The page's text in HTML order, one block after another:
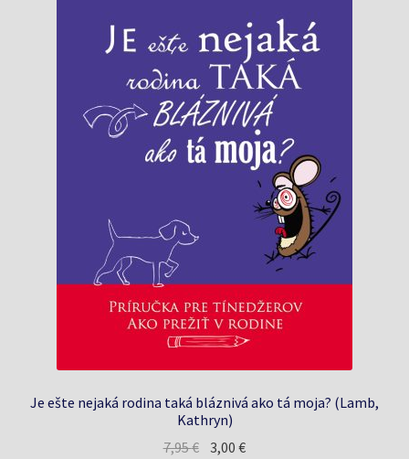
Je ešte nejaká rodina taká bláznivá ako tá moja? (Lamb,
Kathryn)
7,95€ Pôvodná
3,00€Aktuálna